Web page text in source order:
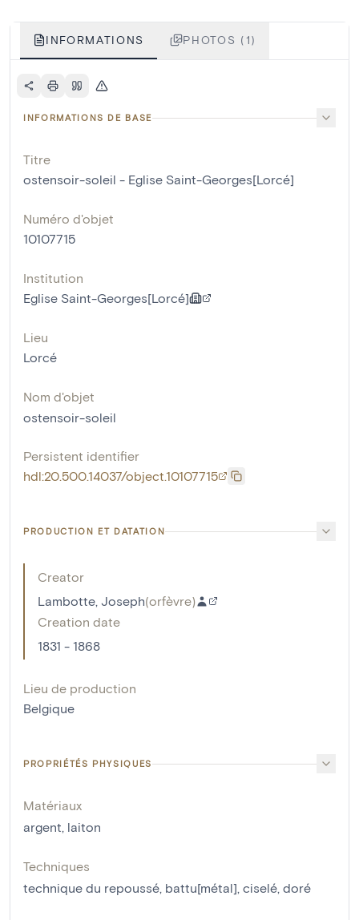
INFORMATIONS PHOTOS (1)
INFORMATIONS DE BASE
Titre
ostensoir-soleil - Eglise Saint-Georges[Lorcé]
Numéro d'objet
10107715
Institution
Eglise Saint-Georges[Lorcé]
Lieu
Lorcé
Nom d'objet
ostensoir-soleil
Persistent identifier
hdl:20.500.14037/object.10107715
PRODUCTION ET DATATION
Creator
Lambotte, Joseph(orfèvre)
Creation date
1831 - 1868
Lieu de production
Belgique
PROPRIÉTÉS PHYSIQUES
Matériaux
argent, laiton
Techniques
technique du repoussé, battu[métal], ciselé, doré